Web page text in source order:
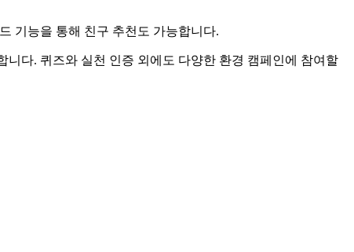
기능을 통해 친구 추천도 가능합니다.
다. 퀴즈와 실천 인증 외에도 다양한 환경 캠페인에 참여할